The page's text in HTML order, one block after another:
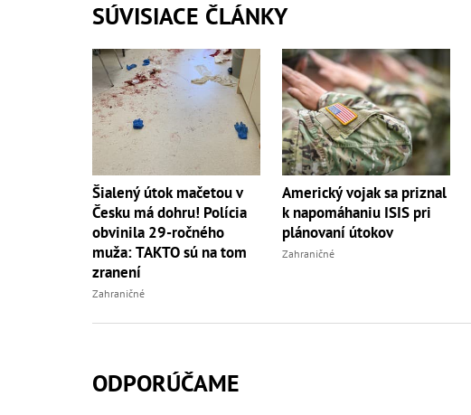
SÚVISIACE ČLÁNKY
Šialený útok mačetou v
Česku má dohru! Polícia
obvinila 29-ročného
muža: TAKTO sú na tom
zranení
Zahraničné
Americký vojak sa priznal
k napomáhaniu ISIS pri
plánovaní útokov
Zahraničné
ODPORÚČAME